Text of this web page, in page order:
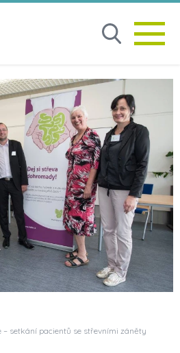
– setkání pacientů se střevními záněty